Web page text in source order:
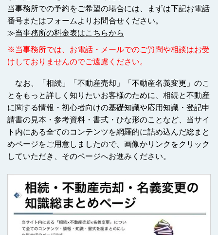
当事務所での予約をご希望の場合には、まずは下記お電話
番号またはフォームよりお問合せください。
≫当事務所の料金表はこちらから
※当事務所では、お電話・メールでのご質問や相談はお受
けしておりませんのでご遠慮ください。
なお、「相続」「不動産売却」「不動産名義変更」のこ
とをもっと詳しく知りたいお客様のために、相続と不動産
に関する情報・初心者向けの基礎知識や応用知識・登記申
請書の見本・参考資料・書式・ひな形のことなど、当サイ
ト内にある全てのコンテンツを網羅的に詰め込んだ総まと
めページをご用意しましたので、画像かリンクをクリック
していただき、そのページへお進みください。